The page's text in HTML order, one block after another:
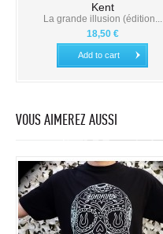
Kent
La grande illusion (édition...
18,50 €
Add to cart
VOUS AIMEREZ AUSSI